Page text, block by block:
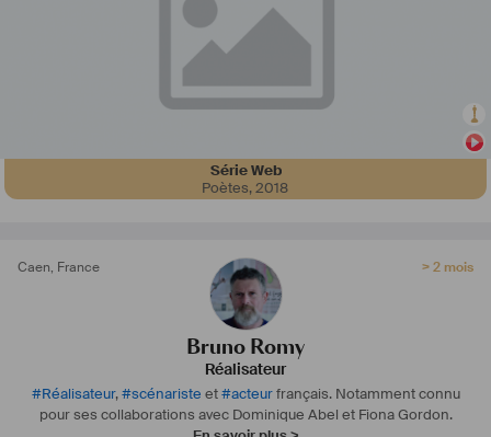
Série Web
Poètes,2018
Caen, France > 2 mois
Bruno Romy
Réalisateur
#Réalisateur,#scénariste et#acteurfrançais. Notamment connu
pour ses collaborations avec Dominique Abel et Fiona Gordon.